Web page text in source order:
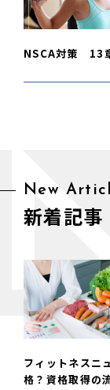
NSCA対策 13
New
新着記事
フィットネスニ
格？資格取得の